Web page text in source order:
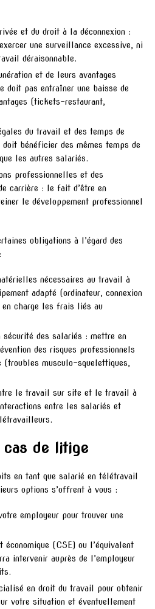
et du droit à la déconnexion :
une surveillance excessive, ni
déraisonnable.
et de leurs avantages
doit pas entraîner une baisse de
(tickets-restaurant,
du travail et des temps de
bénéficier des mêmes temps de
les autres salariés.
professionnelles et des
carrière : le fait d’être en
le développement professionnel
obligations à l’égard des
nécessaires au travail à
adapté (ordinateur, connexion
charge les frais liés au
des salariés : mettre en
des risques professionnels
musculo-squelettiques,
le travail sur site et le travail à
entre les salariés et
de litige
en tant que salarié en télétravail
options s’offrent à vous :
employeur pour trouver une
(CSE) ou l’équivalent
intervenir auprès de l’employeur
en droit du travail pour obtenir
votre situation et éventuellement